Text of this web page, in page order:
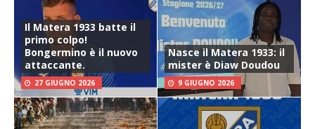
Il Matera 1933 batte il
primo colpo!
Bongermino è il nuovo
attaccante.
27 GIUGNO 2026
Nasce il Matera 1933: il
mister è Diaw Doudou
9 GIUGNO 2026